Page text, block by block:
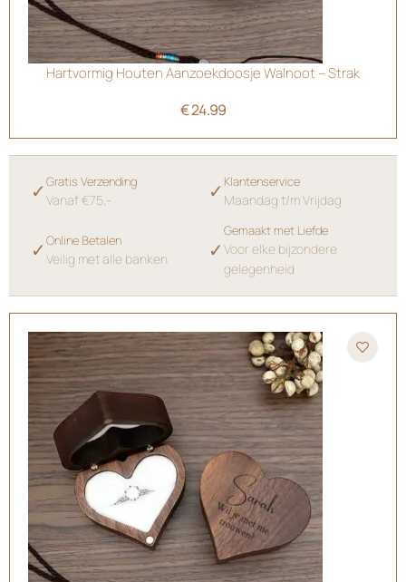
Hartvormig Houten Aanzoekdoosje Walnoot – Strak
€24.99
✓ Gratis Verzending
Vanaf €75,- ✓ Klantenservice
Maandag t/m Vrijdag
✓ Online Betalen
Veilig met alle banken ✓
Gemaakt met Liefde
Voor elke bijzondere
gelegenheid